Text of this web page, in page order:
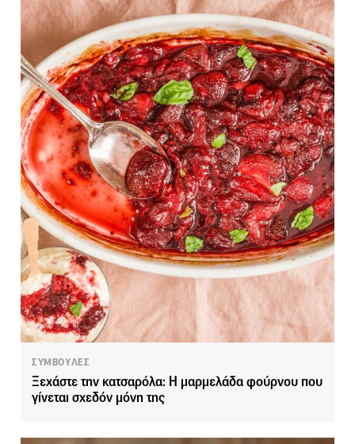
ΣΥΜΒΟΥΛΕΣ
Ξεχάστε την κατσαρόλα: Η μαρμελάδα φούρνου που
γίνεται σχεδόν μόνη της